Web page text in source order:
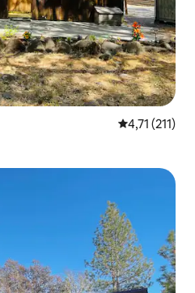
4,71 de uma
4,71 (211)